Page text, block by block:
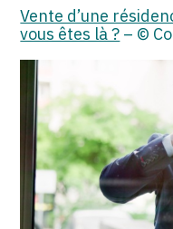
Vente d’une
vous êtes là ? – ©